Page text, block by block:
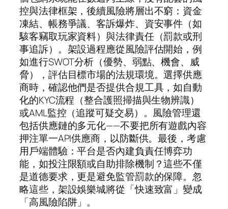
控與法律框架，後續風險將層出不窮：資金
凍結、帳務爭議、客訴爆炸、資安事件（如
駭客竊取玩家資料）與法律責任（罰款或刑
事追訴）。架設過程應從風險評估開始，例
如進行SWOT分析（優勢、弱點、機會、威
脅），評估目標市場的法規環境。選擇供應
商時，確認他們是否提供合規工具，如自動
化的KYC流程（整合護照掃描與生物辨識）
或AML監控（追蹤可疑交易）。風險管理還
包括供應鏈的多元化——不要把所有遊戲內容
押注單一API供應商，以防斷供。最後，考慮
用戶端體驗：平台是否內建負責任博弈功
能，如投注限額或自助排除機制？這些不僅
是道德要求，更是避免監管罰款的保障。忽
略這些，架設娛樂城將從「快速致富」變成
「高風險陷阱」。